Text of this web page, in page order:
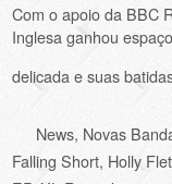
Com o apoio da BBC
Inglesa ganhou
delicada e suas
News, Novas
Falling Short, Holly